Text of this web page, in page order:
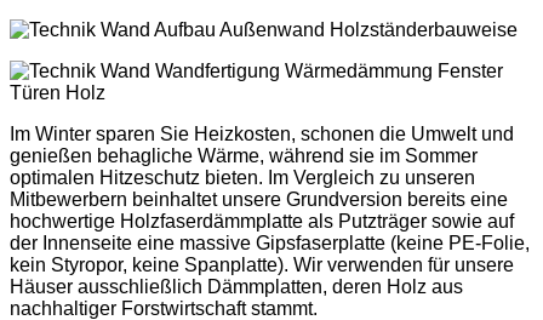
Im Winter sparen Sie Heizkosten, schonen die Umwelt und
genießen behagliche Wärme, während sie im Sommer
optimalen Hitzeschutz bieten. Im Vergleich zu unseren
Mitbewerbern beinhaltet unsere Grundversion bereits eine
hochwertige Holzfaserdämmplatte als Putzträger sowie auf
der Innenseite eine massive Gipsfaserplatte (keine PE-Folie,
kein Styropor, keine Spanplatte). Wir verwenden für unsere
Häuser ausschließlich Dämmplatten, deren Holz aus
nachhaltiger Forstwirtschaft stammt.